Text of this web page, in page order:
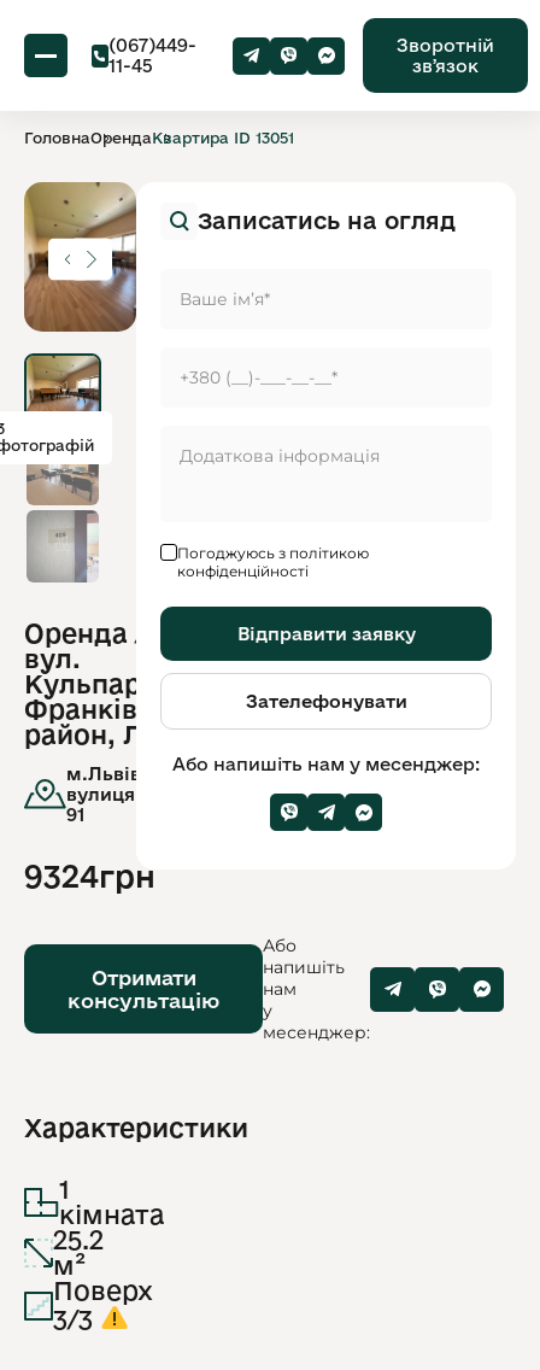
(067)449-
11-45
Зворотній
звʼязок
ГоловнаОрендаКвартира ID 13051
Оренда / Офіс /
вул.
Кульпарківська,
Франківський
район, Львів
м.Львів,
вулиця.Кульпарківська,
91
ID
обʼєкту:
13051
9324грн
Отримати
консультацію
Або
напишіть
нам
у
месенджер:
Характеристики
1
кімната
25.2
м²
Поверх
3/3
Записатись на огляд
Погоджуюсь з політикою
конфіденційності
Відправити заявку
Зателефонувати
Або напишіть нам у месенджер: